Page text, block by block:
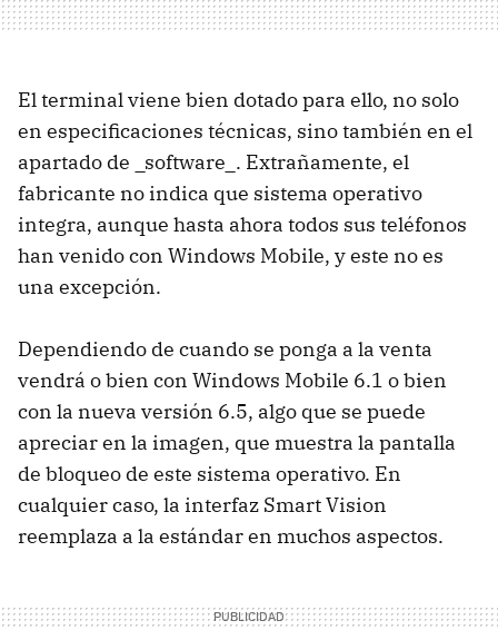
El terminal viene bien dotado para ello, no solo
en especificaciones técnicas, sino también en el
apartado de _software_. Extrañamente, el
fabricante no indica que sistema operativo
integra, aunque hasta ahora todos sus teléfonos
han venido con Windows Mobile, y este no es
una excepción.
Dependiendo de cuando se ponga a la venta
vendrá o bien con Windows Mobile 6.1 o bien
con la nueva versión 6.5, algo que se puede
apreciar en la imagen, que muestra la pantalla
de bloqueo de este sistema operativo. En
cualquier caso, la interfaz Smart Vision
reemplaza a la estándar en muchos aspectos.